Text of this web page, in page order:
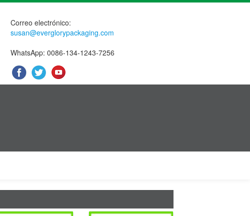
Correo electrónico:
susan@everglorypackaging.com
WhatsApp: 0086-134-1243-7256